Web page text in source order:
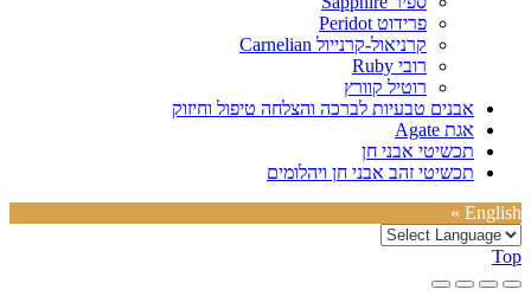
פרידוט Peridot
קרניאול-קרנייול Carnelian
רובי Ruby
רוטיל קוורץ
אבנים טבעיות לברכה והצלחה טיפול וחיזוק
אגת Agate
תכשיטי אבני חן
תכשיטי זהב אבני חן ויהלומים
English »
Top